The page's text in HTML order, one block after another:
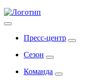
Пресс-центр
Сезон
Команда